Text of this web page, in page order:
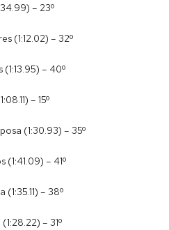
– 23º
(1:12.02) – 32º
– 40º
– 15º
(1:30.93) – 35º
(1:41.09) – 41º
– 38º
– 31º